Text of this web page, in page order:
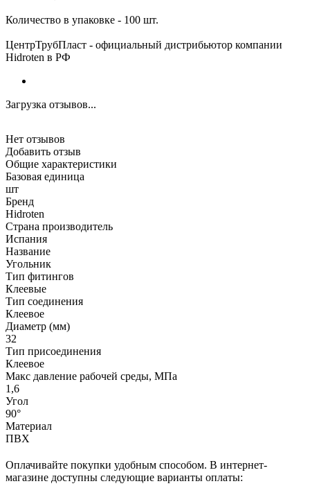
Количество в упаковке - 100 шт.
ЦентрТрубПласт - официальный дистрибьютор компании
Hidroten в РФ
Загрузка отзывов...
Нет отзывов
Добавить отзыв
Общие характеристики
Базовая единица
шт
Бренд
Hidroten
Страна производитель
Испания
Название
Угольник
Тип фитингов
Клеевые
Тип соединения
Клеевое
Диаметр (мм)
32
Тип присоединения
Клеевое
Макс давление рабочей среды, МПа
1,6
Угол
90°
Материал
ПВХ
Оплачивайте покупки удобным способом. В интернет-
магазине доступны следующие варианты оплаты: